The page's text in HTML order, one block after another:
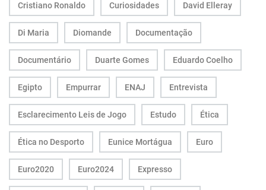
Cristiano Ronaldo Curiosidades David Elleray
Di Maria Diomande Documentação
Documentário Duarte Gomes Eduardo Coelho
Egipto Empurrar ENAJ Entrevista
Esclarecimento Leis de Jogo Estudo Ética
Ética no Desporto Eunice Mortágua Euro
Euro2020 Euro2024 Expresso